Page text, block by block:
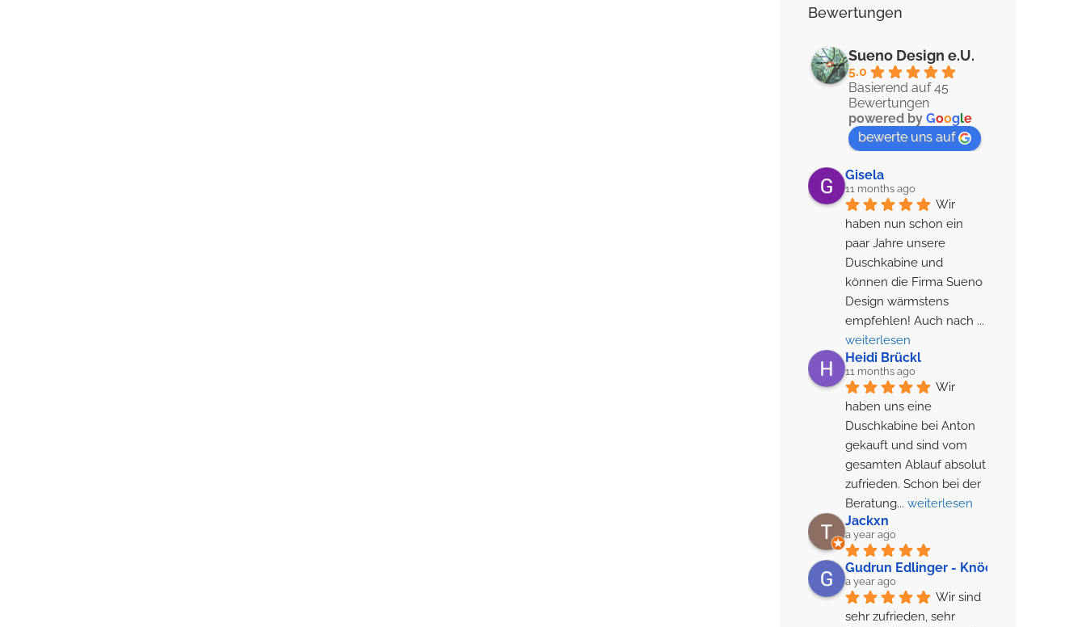
Bewertungen
Sueno Design e.U.
5.0
Basierend auf 45
Bewertungen
powered by Google
bewerte uns auf
Gisela
11 months ago
Wir
haben nun schon ein
paar Jahre unsere
Duschkabine und
können die Firma Sueno
Design wärmstens
empfehlen! Auch nach
weiterlesen
Heidi Brückl
11 months ago
Wir
haben uns eine
Duschkabine bei Anton
gekauft und sind vom
gesamten Ablauf absolut
zufrieden. Schon bei der
Beratung... weiterlesen
Jackxn
a year ago
Gudrun Edlinger - Knöchl
a year ago
Wir sind
sehr zufrieden, sehr